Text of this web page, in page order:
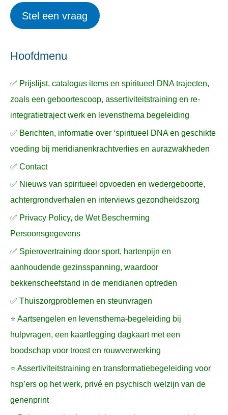
e
n
e
k
a
r
:
Stel een vraag
Hoofdmenu
✅ Prijslijst, catalogus items en spiritueel DNA trajecten,
zoals een geboortescoop, assertiviteitstraining en re-
integratietraject werk en levensthema begeleiding
✅ Berichten, informatie over ‘spiritueel DNA en geschikte
voeding bij meridianenkrachtverlies en aurazwakheden
✅ Contact
✅ Nieuws van spiritueel opvoeden en wedergeboorte,
achtergrondverhalen en interviews gezondheidszorg
✅ Privacy Policy, de Wet Bescherming
Persoonsgegevens
✅ Spierovertraining door sport, hartenpijn en
aanhoudende gezinsspanning, waardoor
bekkenscheefstand in de meridianen optreden
✅ Thuiszorgproblemen en steunvragen
⭐ Aartsengelen en levensthema-begeleiding bij
hulpvragen, een kaartlegging dagkaart met een
boodschap voor troost en rouwverwerking
⭐ Assertiviteitstraining en transformatiebegeleiding voor
hsp’ers op het werk, privé en psychisch welzijn van de
genenprint
p
n